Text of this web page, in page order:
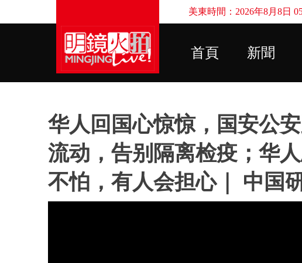
美東時間：2026年8月8日
首頁 新聞
华人回国心惊惊，国安公
流动，告别隔离检疫；华
不怕，有人会担心｜ 中国